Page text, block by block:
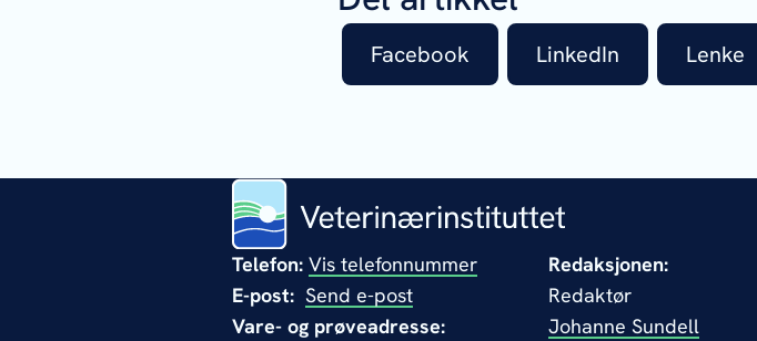
Facebook LinkedIn Lenke
Telefon: Vis telefonnummer
E-post: Send e-post
Vare- og prøveadresse:
Redaksjonen:
Redaktør
Johanne Sundell